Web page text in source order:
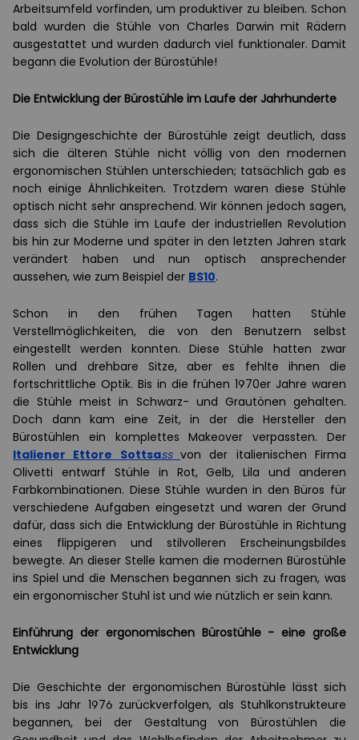
Arbeitsumfeld vorfinden, um produktiver zu bleiben. Schon
bald wurden die Stühle von Charles Darwin mit Rädern
ausgestattet und wurden dadurch viel funktionaler. Damit
begann die Evolution der Bürostühle!
Die Entwicklung der Bürostühle im Laufe der Jahrhunderte
Die Designgeschichte der Bürostühle zeigt deutlich, dass
sich die älteren Stühle nicht völlig von den modernen
ergonomischen Stühlen unterschieden; tatsächlich gab es
noch einige Ähnlichkeiten. Trotzdem waren diese Stühle
optisch nicht sehr ansprechend. Wir können jedoch sagen,
dass sich die Stühle im Laufe der industriellen Revolution
bis hin zur Moderne und später in den letzten Jahren stark
verändert haben und nun optisch ansprechender
aussehen, wie zum Beispiel der BS10.
Schon in den frühen Tagen hatten Stühle
Verstellmöglichkeiten, die von den Benutzern selbst
eingestellt werden konnten. Diese Stühle hatten zwar
Rollen und drehbare Sitze, aber es fehlte ihnen die
fortschrittliche Optik. Bis in die frühen 1970er Jahre waren
die Stühle meist in Schwarz- und Grautönen gehalten.
Doch dann kam eine Zeit, in der die Hersteller den
Bürostühlen ein komplettes Makeover verpassten. Der
Italiener Ettore Sottsassvon der italienischen Firma
Olivetti entwarf Stühle in Rot, Gelb, Lila und anderen
Farbkombinationen. Diese Stühle wurden in den Büros für
verschiedene Aufgaben eingesetzt und waren der Grund
dafür, dass sich die Entwicklung der Bürostühle in Richtung
eines flippigeren und stilvolleren Erscheinungsbildes
bewegte. An dieser Stelle kamen die modernen Bürostühle
ins Spiel und die Menschen begannen sich zu fragen, was
ein ergonomischer Stuhl ist und wie nützlich er sein kann.
Einführung der ergonomischen Bürostühle - eine große
Entwicklung
Die Geschichte der ergonomischen Bürostühle lässt sich
bis ins Jahr 1976 zurückverfolgen, als Stuhlkonstrukteure
begannen, bei der Gestaltung von Bürostühlen die